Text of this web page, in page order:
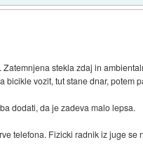
stekla zdaj in
vozit, tut stane dnar, potem
dodati, da je zadeva malo lepsa.
telefona. Fizicki radnik iz juge se